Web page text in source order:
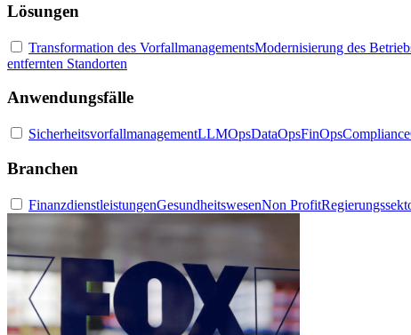
Lösungen
Transformation des VorfallmanagementsModernisierung des
entfernten Standorten
Anwendungsfälle
SicherheitsvorfallmanagementLLMOpsDataOpsFinOps
Branchen
FinanzdienstleistungenGesundheitswesenNon Profit